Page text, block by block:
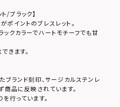
/ブラック】
イントのブレスレット。
クカラーでハートモチーフでも甘
きます。
ブランド刻印、サージカルステンレ
品に反映されています。
行っています。